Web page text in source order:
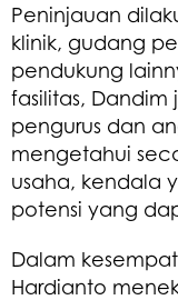
Peninjauan
klinik, gudang
pendukung
fasilitas,
pengurus dan
mengetahui
usaha, kendala
potensi yang
Dalam
Hardianto